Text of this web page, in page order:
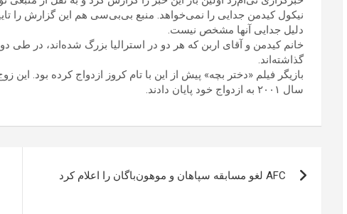
نیکول کیدمن جدایی را نمی‌خواهد. منبع بی‌بی‌سی هم این گزارش را
دلیل جدایی آنها مشخص نیست.
خانم کیدمن و آقای اربن که هر دو در استرالیا بزرگ شده‌اند، در
گذاشته‌اند.
سال ۲۰۰۱ به ازدواج خود پایان دادند.
AFC لغو مسابقه سپاهان و موهون‌باگان را اعلام کرد